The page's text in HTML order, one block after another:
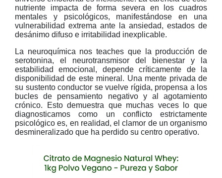
nutriente impacta de forma severa en los cuadros
mentales y psicológicos, manifestándose en una
vulnerabilidad extrema ante la ansiedad, estados de
desánimo difuso e irritabilidad inexplicable.
La neuroquímica nos teaches que la producción de
serotonina, el neurotransmisor del bienestar y la
estabilidad emocional, depende críticamente de la
disponibilidad de este mineral. Una mente privada de
su sustento conductor se vuelve rígida, propensa a los
bucles de pensamiento negativo y al agotamiento
crónico. Esto demuestra que muchas veces lo que
diagnosticamos como un conflicto estrictamente
psicológico es, en realidad, el clamor de un organismo
desmineralizado que ha perdido su centro operativo.